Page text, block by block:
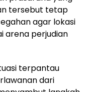
tersebut tetap
agar lokasi
arena perjudian
terpantau
dari